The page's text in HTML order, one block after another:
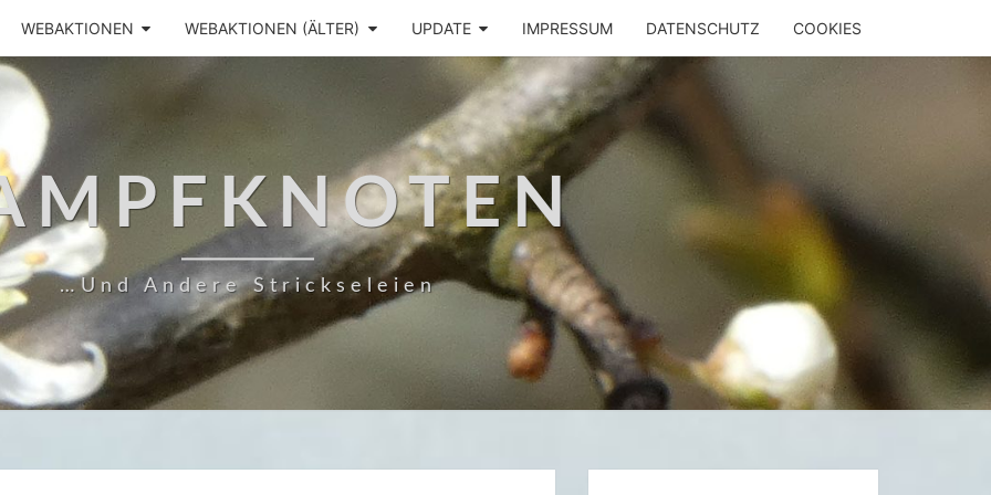
WEBAKTIONEN WEBAKTIONEN (ÄLTER) UPDATE IMPRESSUM DATENSCHUTZ COOKIES
…und Andere Strickseleien